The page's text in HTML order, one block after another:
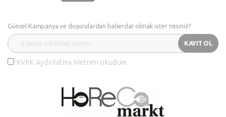
Güncel Kampanya ve duyurulardan haberdar olmak ister misiniz?
KAYIT OL
KVKK Aydınlatma Metnini okudum